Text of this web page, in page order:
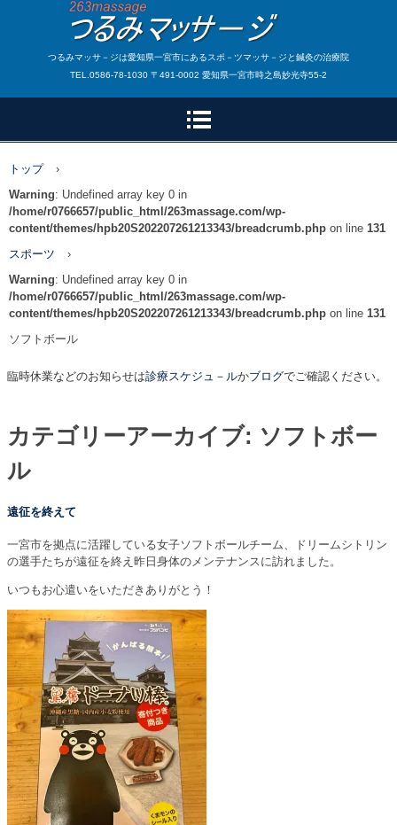
つるみマッサ－ジは愛知県一宮市にあるスポ－ツマッサ－ジと鍼灸の治療院
TEL.0586-78-1030 〒491-0002 愛知県一宮市時之島妙光寺55-2
トップ
›
Warning: Undefined array key 0 in
/home/r0766657/public_html/263massage.com/wp-
content/themes/hpb20S202207261213343/breadcrumb.php on line 131
スポーツ
›
Warning: Undefined array key 0 in
/home/r0766657/public_html/263massage.com/wp-
content/themes/hpb20S202207261213343/breadcrumb.php on line 131
ソフトボール
臨時休業などのお知らせは診療スケジュ－ルかブログでご確認ください。
カテゴリーアーカイブ: ソフトボー
ル
遠征を終えて
一宮市を拠点に活躍している女子ソフトボールチーム、ドリームシトリン
の選手たちが遠征を終え昨日身体のメンテナンスに訪れました。
いつもお心遣いをいただきありがとう！